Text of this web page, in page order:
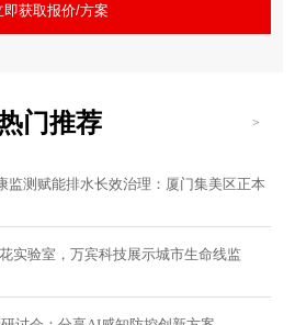
即获取报价/方案
门推荐 >
监测赋能排水长效治理：厦门集美区正本
实验室，万宾科技展示城市生命线监